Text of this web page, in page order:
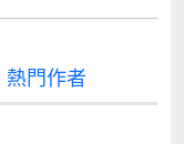
熱門作者